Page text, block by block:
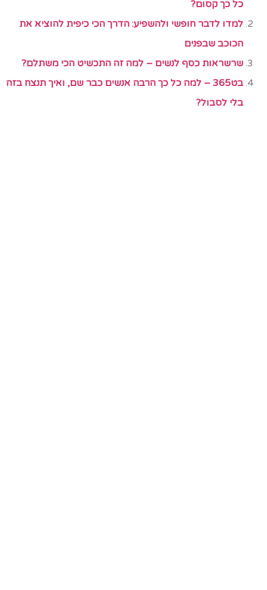
כל כך קסום?
למדו לדבר חופשי ולהשפיע: הדרך הכי כיפית להוציא את
הכוכב שבפנים
שרשראות כסף לנשים – למה זה התכשיט הכי משתלם?
בט365 – למה כל כך הרבה אנשים כבר שם, ואיך תנצח בזה
בלי לסבול?